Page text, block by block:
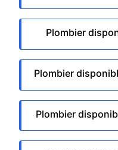
Plombier
Plombier
Plombier